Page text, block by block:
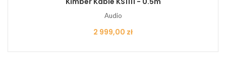
Audio
Cena
2 999,00 zł